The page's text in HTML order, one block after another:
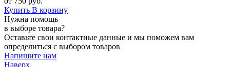
Купить В корзину
Нужна помощь
в выборе товара?
Оставьте свои контактные данные и мы поможем вам
определиться с выбором товаров
Напишите нам
Наверх